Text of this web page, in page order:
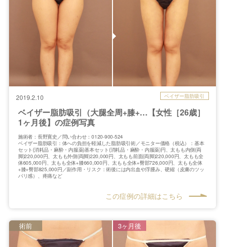
2019.2.10 ベイザー脂肪吸引
ベイザー脂肪吸引（大腿全周+膝+…【女性［26歳］
1ヶ月後】の症例写真
施術者：長野寛史／問い合わせ：0120-900-524
ベイザー脂肪吸引：体への負担を軽減した脂肪吸引術／モニター価格（税込）：基本
セット(消耗品・麻酔・内服薬)基本セット(消耗品・麻酔・内服薬)円、太もも内側(両
脚)220,000円、太もも外側(両脚)220,000円、太もも前面(両脚)220,000円、太もも全
体605,000円、太もも全体+膝660,000円、太もも全体+臀部726,000円、太もも全体
+膝+臀部825,000円／副作用・リスク：術後には内出血や浮腫み、硬縮（皮膚のツッ
パリ感）、疼痛など
この症例の詳細はこちら
術前 3ヶ月後